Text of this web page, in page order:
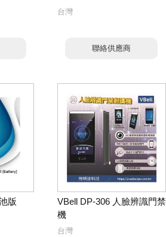
台灣
聯絡供應商
版
VBell DP-306 人臉辨識門禁
機
台灣